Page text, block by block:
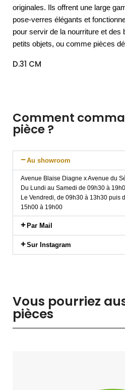
originales. Ils offrent une large
pose-verres élégants et
pour servir de la nourriture et des
petits objets, ou comme pièces
D.31 CM
Comment
pièce ?
Au showroom
Avenue Blaise Diagne x Avenue du
Du Lundi au Samedi de 09h30 à
Le Vendredi, de 09h30 à 13h30 puis
15h00 à 19h00
Par Mail
Sur Instagram
Vous pourriez
pièces